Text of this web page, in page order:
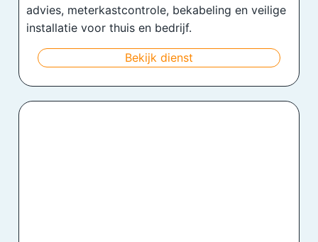
advies, meterkastcontrole, bekabeling en veilige
installatie voor thuis en bedrijf.
Bekijk dienst